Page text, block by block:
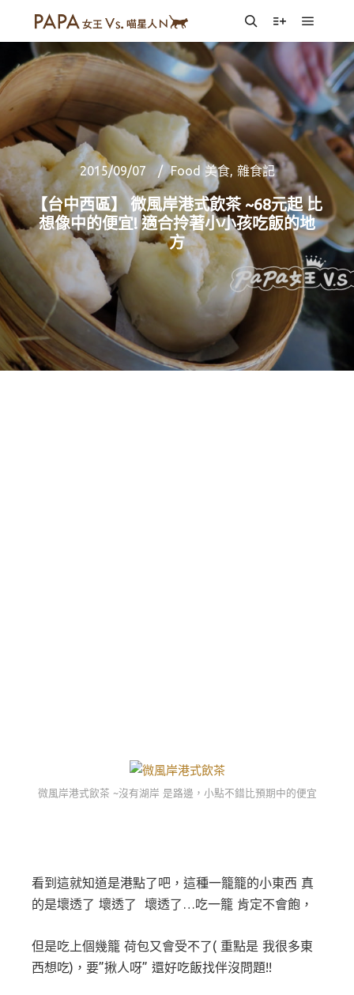
SearchMore info
Main
2015/09/07 Food 美食, 雜食記
【台中西區】 微風岸港式飲茶 ~68元起 比
想像中的便宜! 適合拎著小小孩吃飯的地
方
微風岸港式飲茶 ~沒有湖岸 是路邊，小點不錯比預期中的便宜
看到這就知道是港點了吧，這種一籠籠的小東西 真
的是壞透了 壞透了 壞透了…吃一籠 肯定不會飽，
但是吃上個幾籠 荷包又會受不了( 重點是 我很多東
西想吃)， 要”揪人呀” 還好吃飯找伴沒問題!!